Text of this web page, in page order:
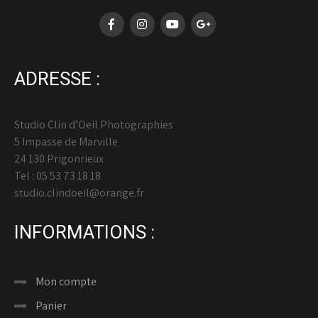
ADRESSE :
Studio Clin d’Oeil Photographies
5 Impasse de Marville
24 130 Prigonrieux
Tel : 05 53 73 18 18
studio.clindoeil@orange.fr
INFORMATIONS :
Mon compte
Panier